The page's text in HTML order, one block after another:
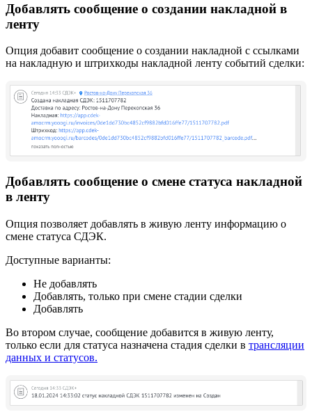
Добавлять сообщение о создании накладной в
ленту
Опция добавит сообщение о создании накладной с ссылками
на накладную и штрихкоды накладной ленту событий сделки:
Добавлять сообщение о смене статуса накладной
в ленту
Опция позволяет добавлять в живую ленту информацию о
смене статуса СДЭК.
Доступные варианты:
Не добавлять
Добавлять, только при смене стадии сделки
Добавлять
Во втором случае, сообщение добавится в живую ленту,
только если для статуса назначена стадия сделки в трансляции
данных и статусов.